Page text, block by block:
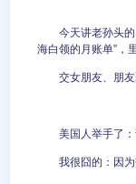
今天讲老孙头
海白领的月账单”，
交女朋友、朋
美国人举手了
我很囧的：因为